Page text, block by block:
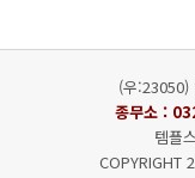
(우:23050)
종무소 :
템플
COPYRIGHT